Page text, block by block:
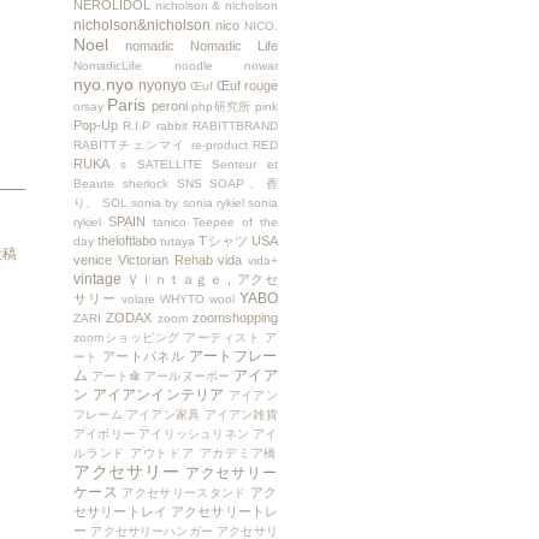
NEROLIDOL
nicholson & nicholson
nicholson&nicholson nico NICO.
Noel nomadic Nomadic Life
NomadicLife noodle nowar
nyo.nyo nyonyo Œuf Œuf rouge
orsay Paris peroni php研究所 pink
Pop-Up R.I.P rabbit RABITTBRAND
RABITTチェンマイ
re-product RED
RUKA s SATELLITE
Senteur et
Beaute
sherlock SNS
SOAP、香
り、
SOL sonia by sonia rykiel sonia
rykiel SPAIN tanico Teepee of the
day theloftlabo tutaya Tシャツ USA
venice Victorian Rehab vida vida+
vintage Ｖｉｎｔａｇｅ，アクセ
サリー volare WHYTO wool YABO
ZARI ZODAX zoom zoomshopping
zoomショッピング アーティスト
ア
ート
アートパネル アートフレー
ム アート傘 アールヌーボー アイア
ン アイアンインテリア アイアン
フレーム アイアン家具 アイアン雑貨
アイボリー アイリッシュリネン アイ
ルランド
アウトドア アカデミア橋
アクセサリー アクセサリー
ケース アクセサリースタンド アク
セサリートレイ アクセサリートレ
ー アクセサリーハンガー アクセサリ